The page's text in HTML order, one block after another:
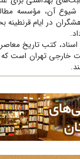
آن، مؤسسه
در ایام قرنطینه
کتب تاریخ معاصر،
تهران است که